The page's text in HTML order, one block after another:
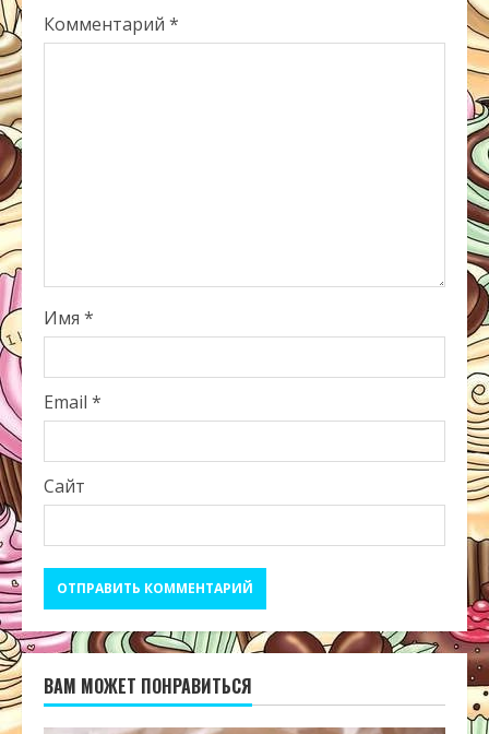
Комментарий *
Имя *
Email *
Сайт
ВАМ МОЖЕТ ПОНРАВИТЬСЯ